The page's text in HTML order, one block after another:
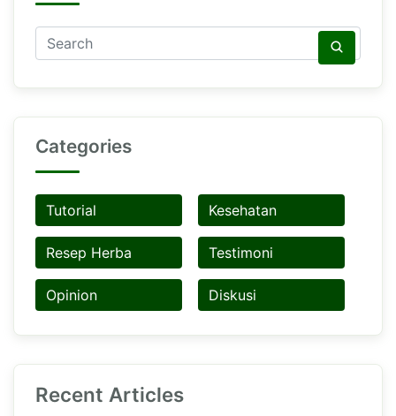
Categories
Tutorial Kesehatan
Resep Herba Testimoni
Opinion Diskusi
Recent Articles